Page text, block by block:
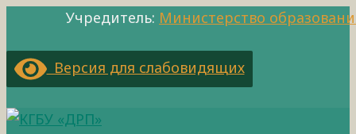
Учредитель: Министерство
Версия для слабовидящих